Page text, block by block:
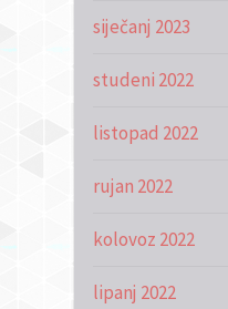
siječanj 2023
studeni 2022
listopad 2022
rujan 2022
kolovoz 2022
lipanj 2022